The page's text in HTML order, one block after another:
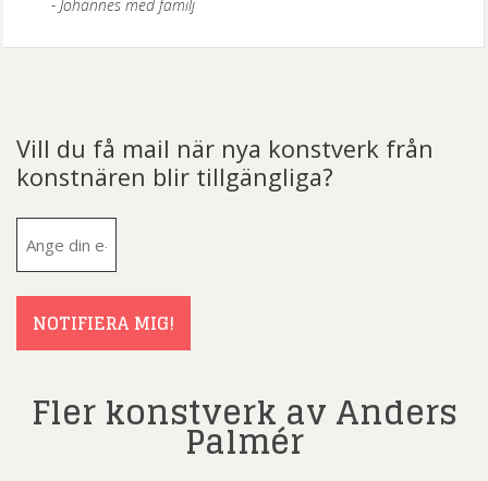
Johannes med familj
Vill du få mail när nya konstverk från
konstnären blir tillgängliga?
NOTIFIERA MIG!
Fler konstverk av Anders
Palmér